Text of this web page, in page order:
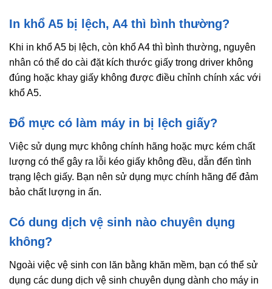
In khổ A5 bị lệch, A4 thì bình thường?
Khi in khổ A5 bị lệch, còn khổ A4 thì bình thường, nguyên
nhân có thể do cài đặt kích thước giấy trong driver không
đúng hoặc khay giấy không được điều chỉnh chính xác với
khổ A5.
Đổ mực có làm máy in bị lệch giấy?
Việc sử dụng mực không chính hãng hoặc mực kém chất
lượng có thể gây ra lỗi kéo giấy không đều, dẫn đến tình
trạng lệch giấy. Bạn nên sử dụng mực chính hãng để đảm
bảo chất lượng in ấn.
Có dung dịch vệ sinh nào chuyên dụng
không?
Ngoài việc vệ sinh con lăn bằng khăn mềm, bạn có thể sử
dụng các dung dịch vệ sinh chuyên dụng dành cho máy in